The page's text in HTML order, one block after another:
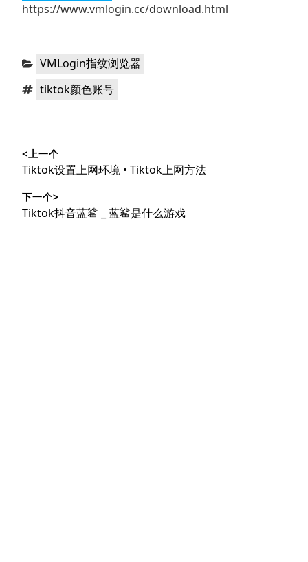
https://www.vmlogin.cc/download.html
分 VMLogin指纹浏览器
标 tiktok颜色账号
章
导
航
<上一个
上
文
章：
Tiktok设置上网环境 • Tiktok上网方法
下一个>
下
Tiktok抖音蓝鲨 _ 蓝鲨是什么游戏